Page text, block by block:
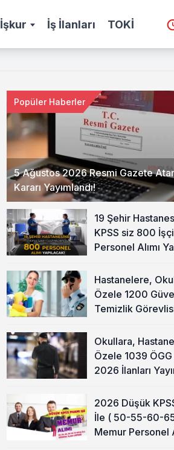
İşkur İş İlanları TOKİ
5 Ağustos 2026 Resmi Gazete
Kararı Yayımlandı!
Popüler Haberler
19 Şehir
KPSS siz 800 İşçi
Personel Alımı
Hastanelere,
Özele 1200
Temizlik Görevlisi
Okullara,
Özele 1039 ÖGG
2026 İlanları
2026 Düşük
İle ( 50-55-60-
Memur Personel